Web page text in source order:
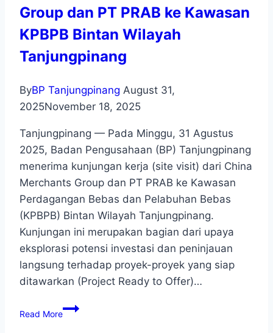
Group dan PT PRAB ke Kawasan
KPBPB Bintan Wilayah
Tanjungpinang
ByBP Tanjungpinang August 31,
2025November 18, 2025
Tanjungpinang — Pada Minggu, 31 Agustus
2025, Badan Pengusahaan (BP) Tanjungpinang
menerima kunjungan kerja (site visit) dari China
Merchants Group dan PT PRAB ke Kawasan
Perdagangan Bebas dan Pelabuhan Bebas
(KPBPB) Bintan Wilayah Tanjungpinang.
Kunjungan ini merupakan bagian dari upaya
eksplorasi potensi investasi dan peninjauan
langsung terhadap proyek-proyek yang siap
ditawarkan (Project Ready to Offer)…
Read More